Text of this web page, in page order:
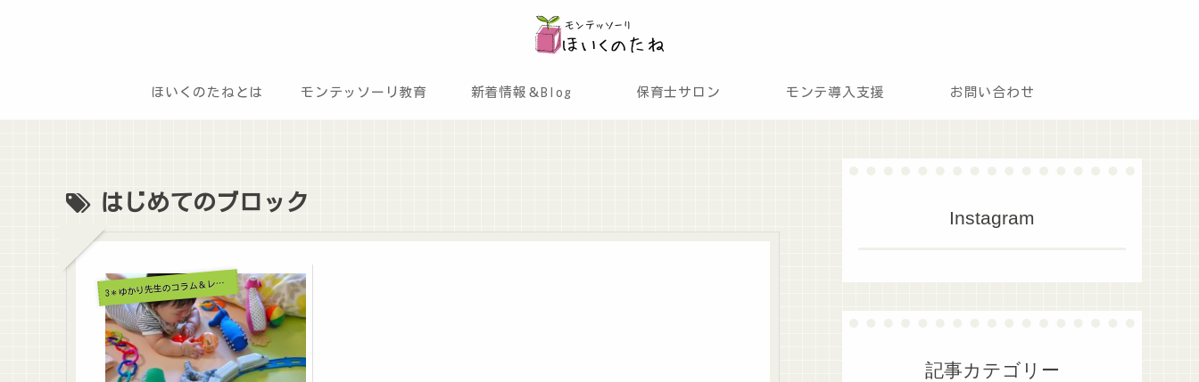
ほいくのたねとは モンテッソーリ教育 新着情報＆Blog 保育士サロン モンテ導入支援 お問い合わせ
はじめてのブロック
3
＊ゆかり先生のコラム＆レポート
Instagram
記事カテゴリー